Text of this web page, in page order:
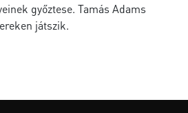
győztese. Tamás Adams
játszik.